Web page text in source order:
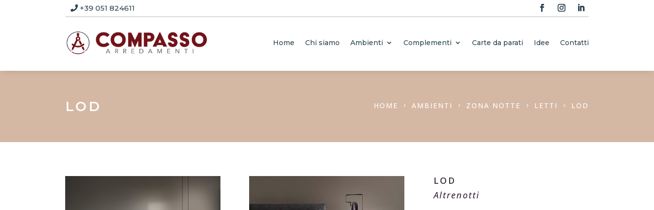
+39 051 824611
Home Chi siamo Ambienti Complementi Carte da parati Idee Contatti
LOD HOME 5 AMBIENTI 5 ZONA NOTTE 5 LETTI 5 LOD
LOD
Altrenotti